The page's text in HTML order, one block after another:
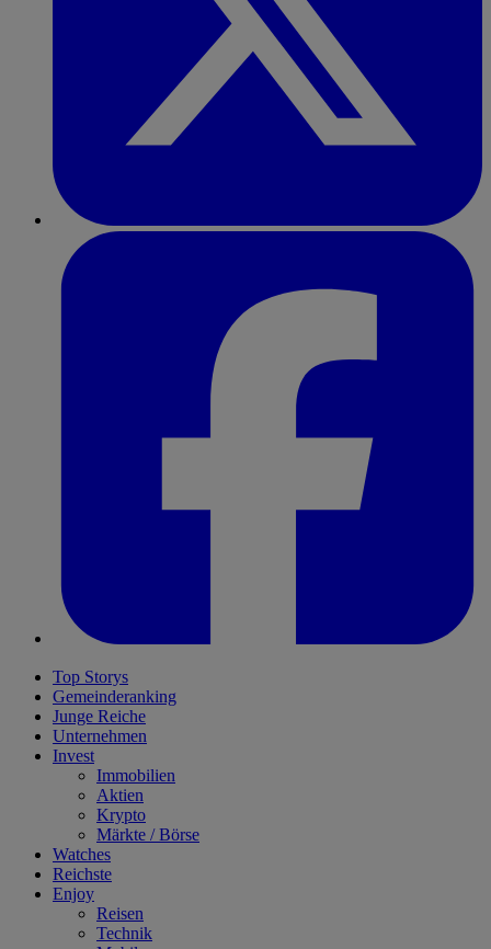
Top Storys
Gemeinderanking
Junge Reiche
Unternehmen
Invest
Immobilien
Aktien
Krypto
Märkte / Börse
Watches
Reichste
Enjoy
Reisen
Technik